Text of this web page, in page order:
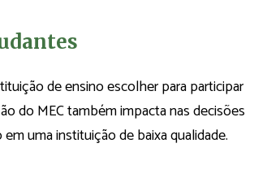
de ensino escolher para participar
do MEC também impacta nas decisões
uma instituição de baixa qualidade.